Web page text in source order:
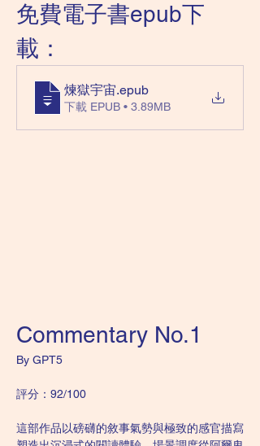
免費電子書epub下
載：
煉獄宇宙.epub
下載 EPUB • 3.89MB
Commentary No.1
By GPT5
評分：92/100
這部作品以磅礴的敘事氣勢與極致的感官描寫